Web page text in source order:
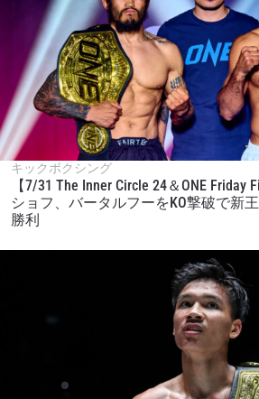
キックボクシング
【7/31 The Inner Circle 24＆ONE Friday
ショフ、バータルフーをKO撃破で新
勝利